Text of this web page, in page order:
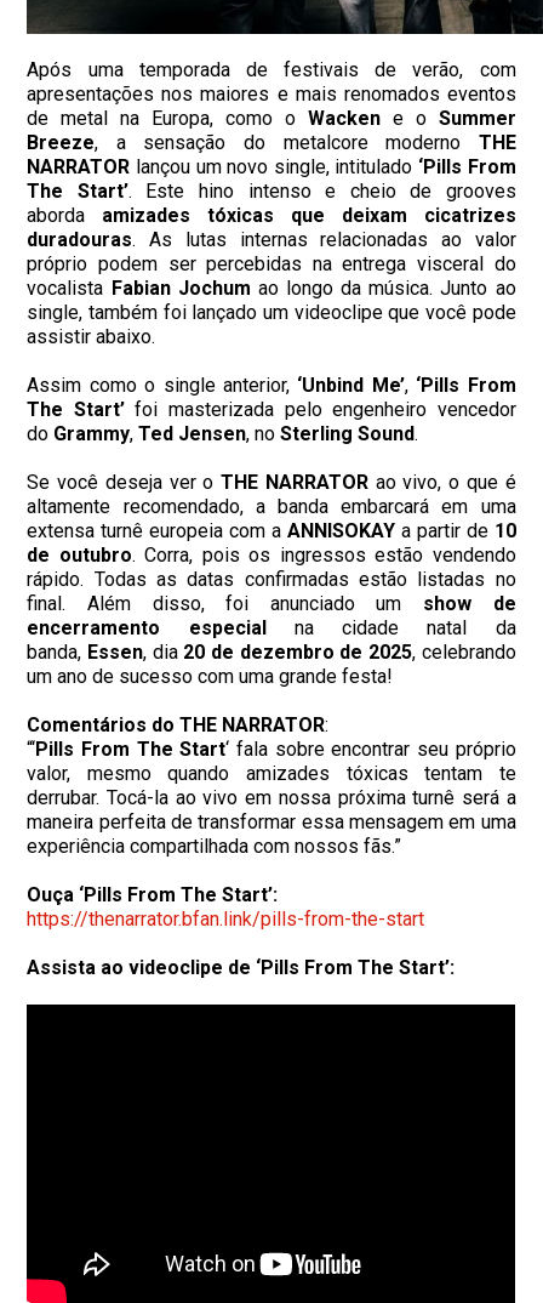
Após uma temporada de festivais de verão, com
apresentações nos maiores e mais renomados eventos
de metal na Europa, como o Wackene o Summer
Breeze, a sensação do metalcore moderno THE
NARRATOR lançou um novo single, intitulado ‘Pills From
The Start’. Este hino intenso e cheio de grooves
aborda amizades tóxicas que deixam cicatrizes
duradouras. As lutas internas relacionadas ao valor
próprio podem ser percebidas na entrega visceral do
vocalista Fabian Jochum ao longo da música. Junto ao
single, também foi lançado um videoclipe que você pode
assistir abaixo.
Assim como o single anterior, ‘Unbind Me’, ‘Pills From
The Start’foi masterizada pelo engenheiro vencedor
do Grammy,Ted Jensen, noSterling Sound.
Se você deseja ver oTHE NARRATORao vivo, o que é
altamente recomendado, a banda embarcará em uma
extensa turnê europeia com a ANNISOKAYa partir de 10
de outubro. Corra, pois os ingressos estão vendendo
rápido. Todas as datas confirmadas estão listadas no
final. Além disso, foi anunciado um show de
encerramento especialna cidade natal da
banda, Essen, dia 20 de dezembro de 2025, celebrando
um ano de sucesso com uma grande festa!
Comentários do THE NARRATOR:
“‘Pills From The Start‘ fala sobre encontrar seu próprio
valor, mesmo quando amizades tóxicas tentam te
derrubar. Tocá-la ao vivo em nossa próxima turnê será a
maneira perfeita de transformar essa mensagem em uma
experiência compartilhada com nossos fãs.”
Ouça ‘Pills From The Start’:
https://thenarrator.bfan.link/pills-from-the-start
Assista ao videoclipe de ‘Pills From The Start’: